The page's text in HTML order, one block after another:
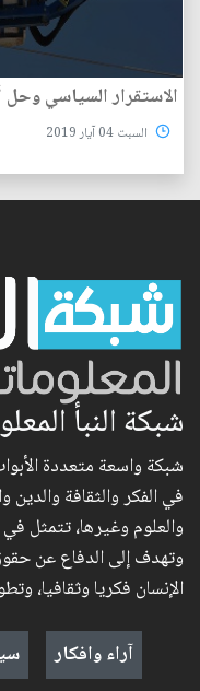
الاستقرار السياسي وحل
السبت 04 آيار 2019
شبكة النبأ
شبكة واسعة متعددة
في الفكر والثقافة والدين
والعلوم وغيرها، تتمثل
وتهدف إلى الدفاع عن
الإنسان فكريا وثقافيا،
آراء وافكار